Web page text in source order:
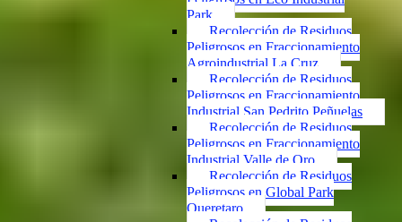
Park
Recolección de Residuos
Peligrosos en Fraccionamiento
Agroindustrial La Cruz
Recolección de Residuos
Peligrosos en Fraccionamiento
Industrial San Pedrito Peñuelas
Recolección de Residuos
Peligrosos en Fraccionamiento
Industrial Valle de Oro
Recolección de Residuos
Peligrosos en Global Park
Queretaro